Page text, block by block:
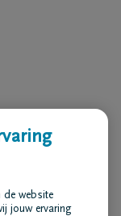
de website
jouw ervaring